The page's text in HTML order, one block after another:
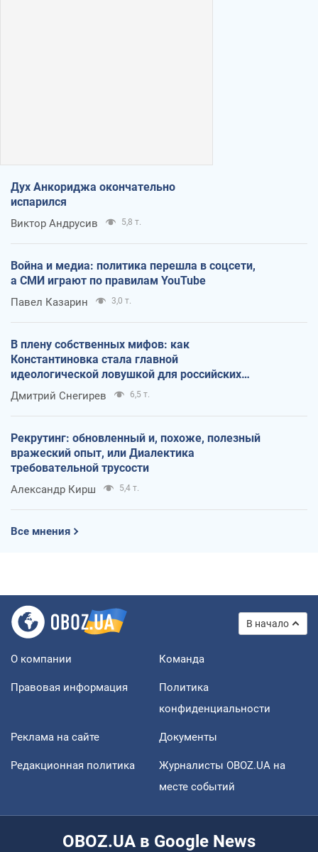
Дух Анкориджа окончательно
испарился
Виктор Андрусив 5,8 т.
Война и медиа: политика перешла в соцсети,
а СМИ играют по правилам YouTube
Павел Казарин 3,0 т.
В плену собственных мифов: как
Константиновка стала главной
идеологической ловушкой для российских
оккупантов
Дмитрий Снегирев 6,5 т.
Рекрутинг: обновленный и, похоже, полезный
вражеский опыт, или Диалектика
требовательной трусости
Александр Кирш 5,4 т.
Все мнения
В начало
О компании Команда
Правовая информация
Политика
конфиденциальности
Реклама на сайте Документы
Редакционная политика
Журналисты OBOZ.UA на
месте событий
OBOZ.UA в Google News